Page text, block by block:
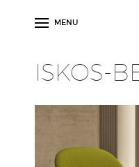
MENU
ISKOS-